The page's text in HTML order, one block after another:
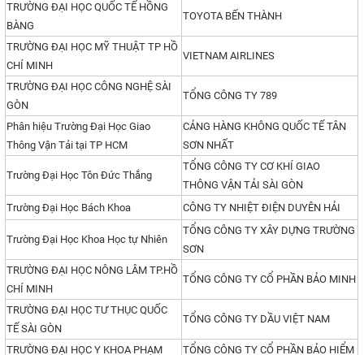
TRƯỜNG ĐẠI HỌC QUỐC TẾ HỒNG
BÀNG
TOYOTA BẾN THÀNH
TRƯỜNG ĐẠI HỌC MỸ THUẬT TP HỒ
CHÍ MINH
VIETNAM AIRLINES
TRƯỜNG ĐẠI HỌC CÔNG NGHỆ SÀI
GÒN
TỔNG CÔNG TY 789
Phân hiệu Trường Đại Học Giao
Thông Vận Tải tại TP HCM
CẢNG HÀNG KHÔNG QUỐC TẾ TÂN
SƠN NHẤT
Trường Đại Học Tôn Đức Thắng
TỔNG CÔNG TY CƠ KHÍ GIAO
THÔNG VẬN TẢI SÀI GÒN
Trường Đại Học Bách Khoa
CÔNG TY NHIỆT ĐIỆN DUYÊN HẢI
Trường Đại Học Khoa Học tự Nhiên
TỔNG CÔNG TY XÂY DỰNG TRƯỜNG
SƠN
TRƯỜNG ĐẠI HỌC NÔNG LÂM TP.HỒ
CHÍ MINH
TỔNG CÔNG TY CỔ PHẦN BẢO MINH
TRƯỜNG ĐẠI HỌC TƯ THỤC QUỐC
TẾ SÀI GÒN
TỔNG CÔNG TY DẦU VIỆT NAM
TRƯỜNG ĐẠI HỌC Y KHOA PHẠM
TỔNG CÔNG TY CỔ PHẦN BẢO HIỂM